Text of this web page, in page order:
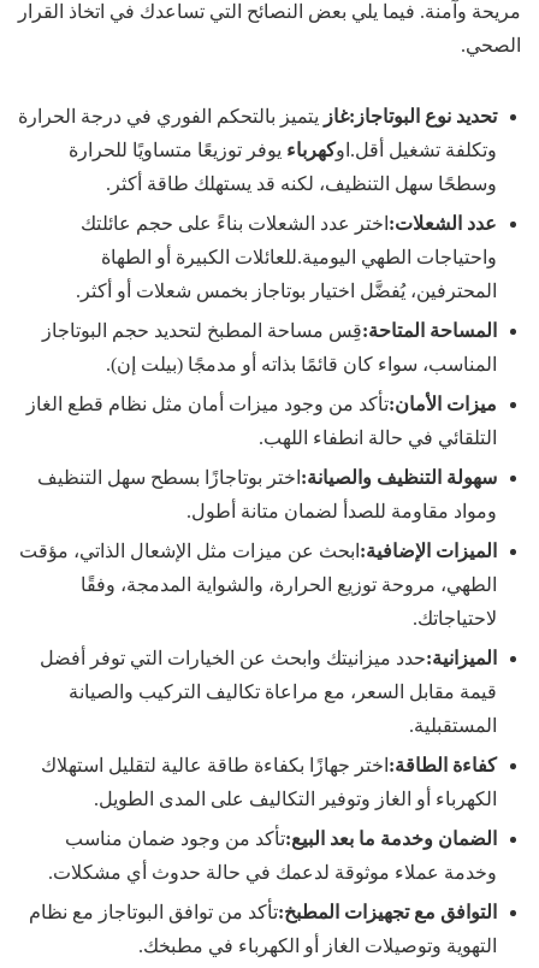
مريحة وآمنة. فيما يلي بعض النصائح التي تساعدك في اتخاذ القرار
الصحي.
تحديد نوع البوتاجاز :غاز يتميز بالتحكم الفوري في درجة الحرارة
وتكلفة تشغيل أقل.اوكهرباء يوفر توزيعًا متساويًا للحرارة
وسطحًا سهل التنظيف، لكنه قد يستهلك طاقة أكثر.
عدد الشعلات: اختر عدد الشعلات بناءً على حجم عائلتك
واحتياجات الطهي اليومية.للعائلات الكبيرة أو الطهاة
المحترفين، يُفضَّل اختيار بوتاجاز بخمس شعلات أو أكثر.
المساحة المتاحة:قِس مساحة المطبخ لتحديد حجم البوتاجاز
المناسب، سواء كان قائمًا بذاته أو مدمجًا (بيلت إن).
ميزات الأمان:تأكد من وجود ميزات أمان مثل نظام قطع الغاز
التلقائي في حالة انطفاء اللهب.
سهولة التنظيف والصيانة: اختر بوتاجازًا بسطح سهل التنظيف
ومواد مقاومة للصدأ لضمان متانة أطول.
الميزات الإضافية: ابحث عن ميزات مثل الإشعال الذاتي، مؤقت
الطهي، مروحة توزيع الحرارة، والشواية المدمجة، وفقًا
لاحتياجاتك.
الميزانية:حدد ميزانيتك وابحث عن الخيارات التي توفر أفضل
قيمة مقابل السعر، مع مراعاة تكاليف التركيب والصيانة
المستقبلية.
كفاءة الطاقة: اختر جهازًا بكفاءة طاقة عالية لتقليل استهلاك
الكهرباء أو الغاز وتوفير التكاليف على المدى الطويل.
الضمان وخدمة ما بعد البيع:تأكد من وجود ضمان مناسب
وخدمة عملاء موثوقة لدعمك في حالة حدوث أي مشكلات.
التوافق مع تجهيزات المطبخ:تأكد من توافق البوتاجاز مع نظام
التهوية وتوصيلات الغاز أو الكهرباء في مطبخك.